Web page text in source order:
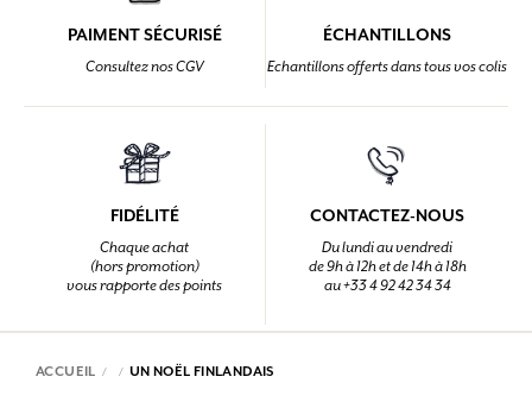
PAIMENT SÉCURISÉ
Consultez nos CGV
ÉCHANTILLONS
Echantillons offerts dans tous vos colis
FIDÉLITÉ
Chaque achat
(hors promotion)
vous rapporte des points
CONTACTEZ-NOUS
Du lundi au vendredi
de 9h à 12h et de 14h à 18h
au +33 4 92 42 34 34
ACCUEIL UN NOËL FINLANDAIS